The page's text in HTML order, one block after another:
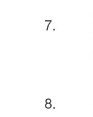
7.
8.